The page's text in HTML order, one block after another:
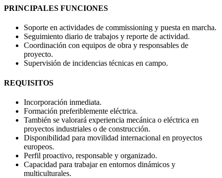
PRINCIPALES FUNCIONES
Soporte en actividades de commissioning y puesta en marcha.
Seguimiento diario de trabajos y reporte de actividad.
Coordinación con equipos de obra y responsables de
proyecto.
Supervisión de incidencias técnicas en campo.
REQUISITOS
Incorporación inmediata.
Formación preferiblemente eléctrica.
También se valorará experiencia mecánica o eléctrica en
proyectos industriales o de construcción.
Disponibilidad para movilidad internacional en proyectos
europeos.
Perfil proactivo, responsable y organizado.
Capacidad para trabajar en entornos dinámicos y
multiculturales.